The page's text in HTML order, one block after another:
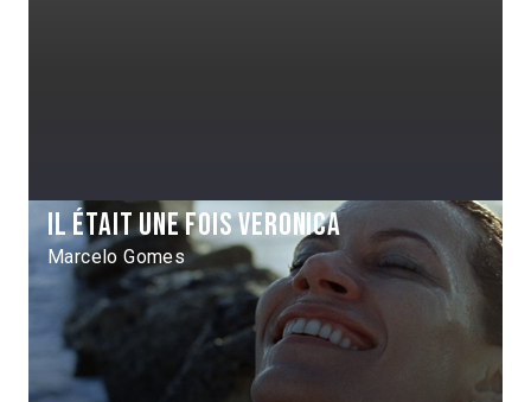
Il était une fois Veronica
Marcelo Gomes